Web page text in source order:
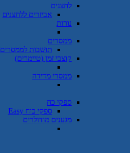
לחצנים
אביזרים ללחצנים
נורות
ממסרים
תושבות לממסרים
קוצבי זמן (טיימרים)
ממסרי מדידה
ספקי כח
ספקי כוח Easy
מגענים מודולרים